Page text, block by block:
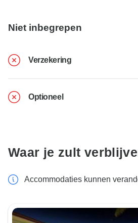
Niet inbegrepen
Verzekering
Optioneel
Waar je zult
Accommodaties kunnen